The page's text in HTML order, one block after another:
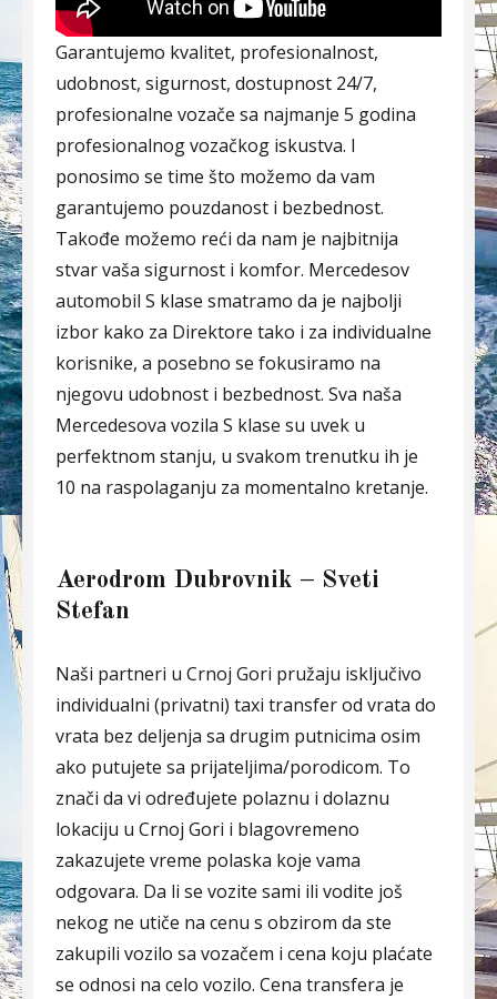
Garantujemo kvalitet, profesionalnost,
udobnost, sigurnost, dostupnost 24/7,
profesionalne vozače sa najmanje 5 godina
profesionalnog vozačkog iskustva. I
ponosimo se time što možemo da vam
garantujemo pouzdanost i bezbednost.
Takođe možemo reći da nam je najbitnija
stvar vaša sigurnost i komfor. Mercedesov
automobil S klase smatramo da je najbolji
izbor kako za Direktore tako i za individualne
korisnike, a posebno se fokusiramo na
njegovu udobnost i bezbednost. Sva naša
Mercedesova vozila S klase su uvek u
perfektnom stanju, u svakom trenutku ih je
10 na raspolaganju za momentalno kretanje.
Aerodrom Dubrovnik – Sveti
Stefan
Naši partneri u Crnoj Gori pružaju isključivo
individualni (privatni) taxi transfer od vrata do
vrata bez deljenja sa drugim putnicima osim
ako putujete sa prijateljima/porodicom. To
znači da vi određujete polaznu i dolaznu
lokaciju u Crnoj Gori i blagovremeno
zakazujete vreme polaska koje vama
odgovara. Da li se vozite sami ili vodite još
nekog ne utiče na cenu s obzirom da ste
zakupili vozilo sa vozačem i cena koju plaćate
se odnosi na celo vozilo. Cena transfera je